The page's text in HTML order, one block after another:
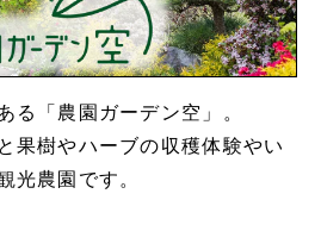
る「農園ガーデン空」。
果樹やハーブの収穫体験やい
光農園です。